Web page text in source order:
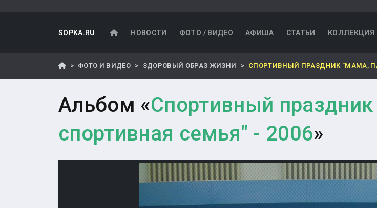
SOPKA.RU НОВОСТИ ФОТО / ВИДЕО АФИША СТАТЬИ КОЛЛЕКЦИЯ
ФОТО И ВИДЕО ЗДОРОВЫЙ ОБРАЗ ЖИЗНИ СПОРТИВНЫЙ ПРАЗДНИК "МАМА,
Альбом «Спортивный
спортивная семья" - 2006»